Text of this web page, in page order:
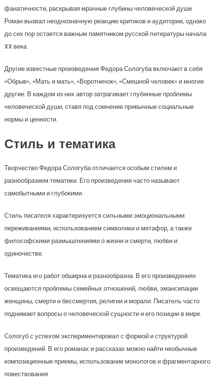
фанатичности, раскрывая мрачные глубины человеческой души.
Роман вызвал неоднозначную реакцию критиков и аудитории, однако
до сих пор остается важным памятником русской литературы начала
XX века.
Другие известные произведения Федора Сологуба включают в себя
«Обрыв», «Мать и мать», «Воротничок», «Смешной человек» и многие
другие. В каждом из них автор затрагивает глубинные проблемы
человеческой души, ставя под сомнение привычные социальные
нормы и ценности.
Стиль и тематика
Творчество Федора Сологуба отличается особым стилем и
разнообразием тематики. Его произведения часто называют
самобытными и глубокими.
Стиль писателя характеризуется сильными эмоциональными
переживаниями, использованием символики и метафор, а также
философскими размышлениями о жизни и смерти, любви и
одиночестве.
Тематика его работ обширна и разнообразна. В его произведениях
освещаются проблемы семейных отношений, любви, эмансипации
женщины, смерти и бессмертия, религии и морали. Писатель часто
поднимает вопросы о человеческой сущности и его позиции в мире.
Сологуб с успехом экспериментировал с формой и структурой
произведений. В его романах и рассказах можно найти необычные
композиционные приемы, использование монологов и фрагментарного
повествования.